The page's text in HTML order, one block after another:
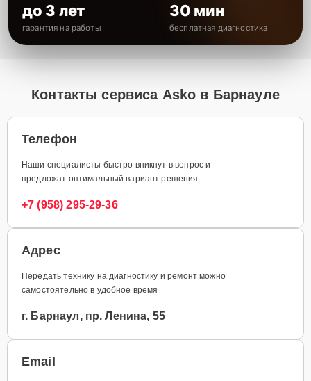
до 3 лет
гарантия на работы
30 мин
бесплатная диагностика
Контакты сервиса Asko в Барнауле
Телефон
Наши специалисты быстро вникнут в вопрос и
предложат оптимальный вариант решения
+7 (958) 295-29-36
Адрес
Передать технику на диагностику и ремонт можно
самостоятельно в удобное время
г. Барнаул, пр. Ленина, 55
Email